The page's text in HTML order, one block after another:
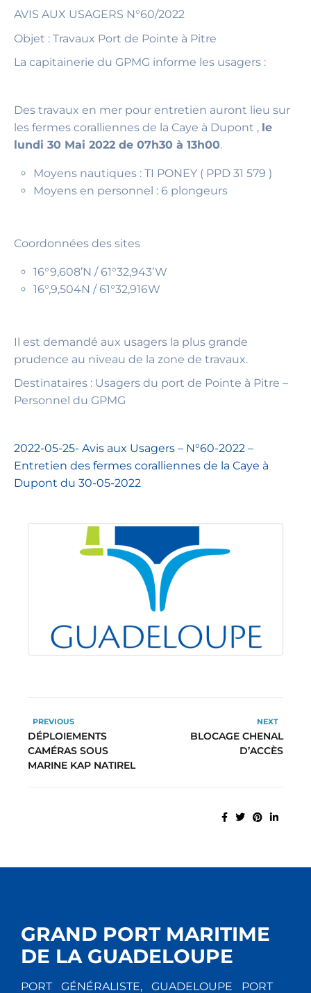
AVIS AUX USAGERS N°60/2022
Objet : Travaux Port de Pointe à Pitre
La capitainerie du GPMG informe les usagers :
Des travaux en mer pour entretien auront lieu sur
les fermes coralliennes de la Caye à Dupont , le
lundi 30 Mai 2022 de 07h30 à 13h00.
Moyens nautiques : TI PONEY ( PPD 31 579 )
Moyens en personnel : 6 plongeurs
Coordonnées des sites
16°9,608’N / 61°32,943’W
16°,9,504N / 61°32,916W
Il est demandé aux usagers la plus grande
prudence au niveau de la zone de travaux.
Destinataires : Usagers du port de Pointe à Pitre –
Personnel du GPMG
2022-05-25- Avis aux Usagers – N°60-2022 –
Entretien des fermes coralliennes de la Caye à
Dupont du 30-05-2022
PREVIOUS
DÉPLOIEMENTS
CAMÉRAS SOUS
MARINE KAP NATIREL
NEXT
BLOCAGE CHENAL
D’ACCÈS
GRAND PORT MARITIME
DE LA GUADELOUPE
PORT GÉNÉRALISTE, GUADELOUPE PORT